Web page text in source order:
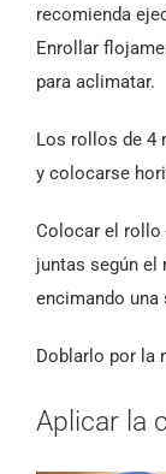
recomienda
Enrollar
para aclimatar.
Los rollos de 4
y colocarse
Colocar el rollo
juntas según el
encimando una
Doblarlo por la
Aplicar la